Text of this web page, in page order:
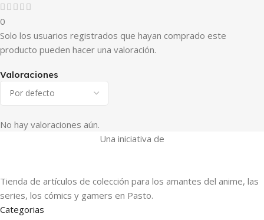
0
Valoraciones
No hay valoraciones aún.
Solo los usuarios registrados que hayan comprado este
producto pueden hacer una valoración.
Una iniciativa de
Tienda de artículos de colección para los amantes del anime, las
series, los cómics y gamers en Pasto.
Categorias